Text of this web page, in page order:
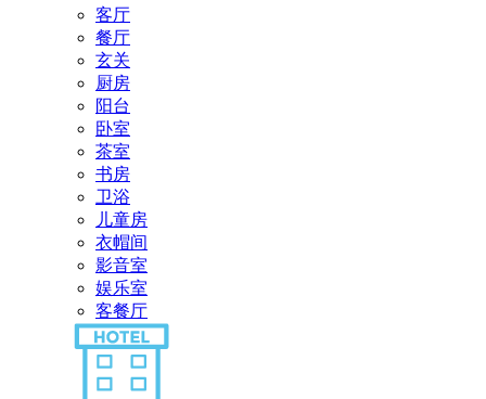
客厅
餐厅
玄关
厨房
阳台
卧室
茶室
书房
卫浴
儿童房
衣帽间
影音室
娱乐室
客餐厅